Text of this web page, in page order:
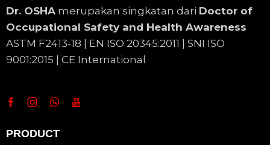
Dr. OSHA merupakan singkatan dari Doctor of
Occupational Safety and Health Awareness
ASTM F2413-18 | EN ISO 20345:2011 | SNI ISO
9001:2015 | CE International
PRODUCT